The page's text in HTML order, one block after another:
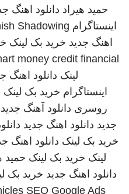
حمید هیراد دانلود اهنگ
اینستاگرام Shadowing
اهنگ جدید خرید بک لینک
money credit financial
لینک دانلود اهنگ
اینستاگرام خرید بک لینک
روسری دانلود آهنگ جدید
جدید دانلود اهنگ جدید
خرید بک لینک دانلود اهنگ
لینک خرید بک لینک حمید
دانلود اهنگ جدید خرید بک
SEO Google Ads